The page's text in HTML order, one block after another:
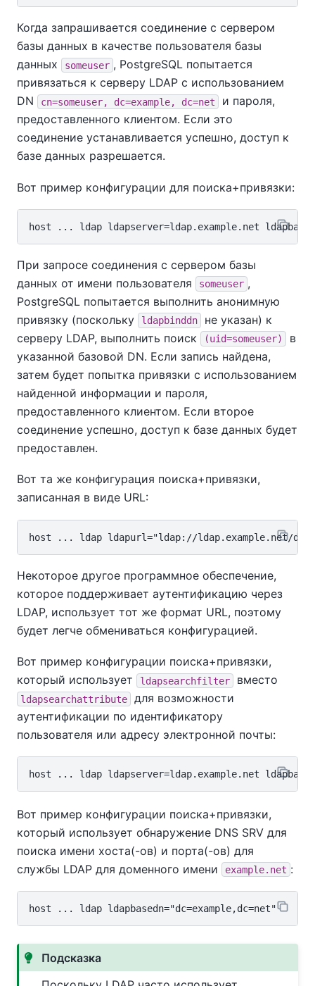
Когда запрашивается соединение с сервером
базы данных в качестве пользователя базы
данных
someuser , PostgreSQL попытается
привязаться к серверу LDAP с использованием
DN
cn=someuser, dc=example, dc=net
и пароля,
предоставленного клиентом. Если это
соединение устанавливается успешно, доступ к
базе данных разрешается.
Вот пример конфигурации для поиска+привязки:
При запросе соединения с сервером базы
данных от имени пользователя
someuser ,
PostgreSQL попытается выполнить анонимную
привязку (поскольку
ldapbinddn
не указан) к
серверу LDAP, выполнить поиск
(uid=someuser)
в
указанной базовой DN. Если запись найдена,
затем будет попытка привязки с использованием
найденной информации и пароля,
предоставленного клиентом. Если второе
соединение успешно, доступ к базе данных будет
предоставлен.
Вот та же конфигурация поиска+привязки,
записанная в виде URL:
Некоторое другое программное обеспечение,
которое поддерживает аутентификацию через
LDAP, использует тот же формат URL, поэтому
будет легче обмениваться конфигурацией.
Вот пример конфигурации поиска+привязки,
который использует
ldapsearchfilter вместо
ldapsearchattribute
для возможности
аутентификации по идентификатору
пользователя или адресу электронной почты:
Вот пример конфигурации поиска+привязки,
который использует обнаружение DNS SRV для
поиска имени хоста(-ов) и порта(-ов) для
службы LDAP для доменного имени
example.net :
Подсказка